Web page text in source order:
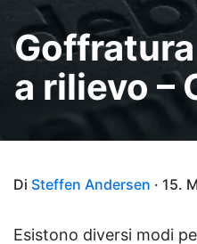
a rilievo –
Di Steffen Andersen · 15.
Esistono diversi modi